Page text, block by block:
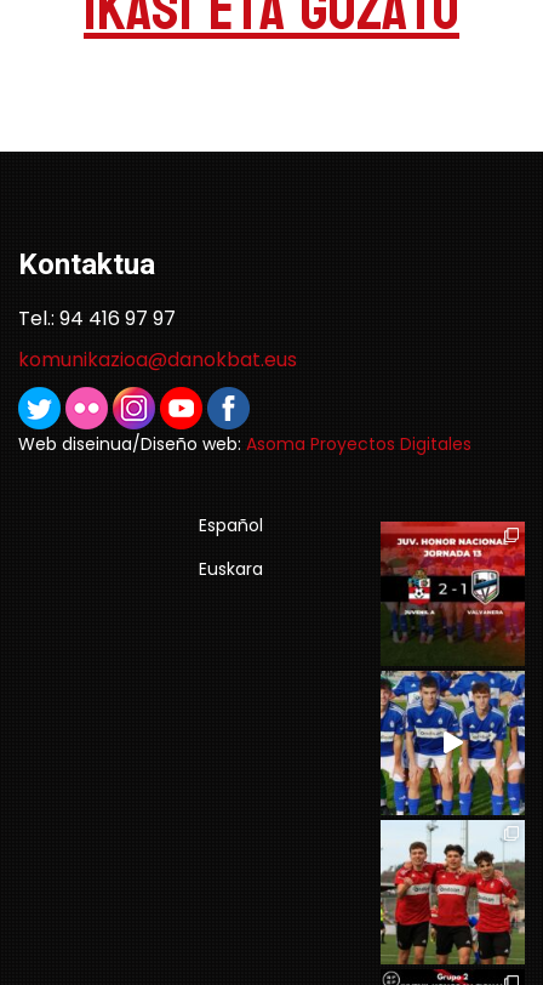
Kontaktua
Tel.: 94 416 97 97
komunikazioa@danokbat.eus
Web diseinua/Diseño web: Asoma Proyectos Digitales
Español
Euskara